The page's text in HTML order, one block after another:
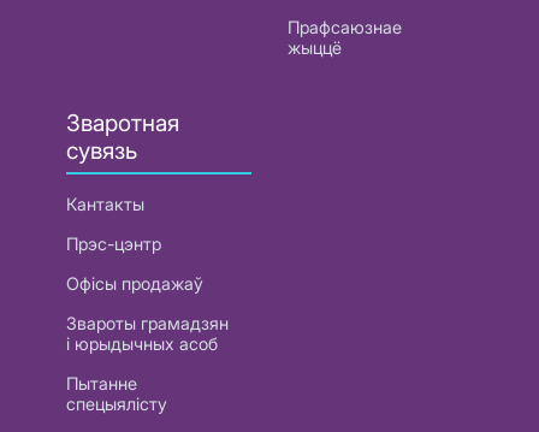
Прафсаюзнае
жыццё
Зваротная
сувязь
Кантакты
Прэс-цэнтр
Офісы продажаў
Звароты грамадзян
і юрыдычных асоб
Пытанне
спецыялісту